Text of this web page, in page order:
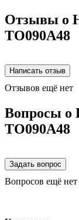
Отзывы о
TO090A48
Отзывов ещё нет
Вопросы
TO090A48
Вопросов ещё нет